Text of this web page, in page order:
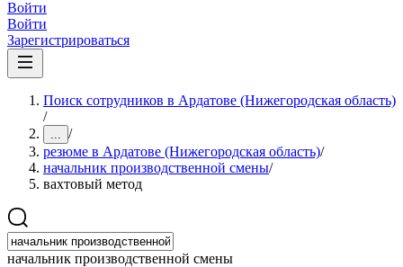
Войти
Войти
Зарегистрироваться
Поиск сотрудников в Ардатове (Нижегородская область)
/
... /
резюме в Ардатове (Нижегородская область)/
начальник производственной смены/
вахтовый метод
начальник производственной смены